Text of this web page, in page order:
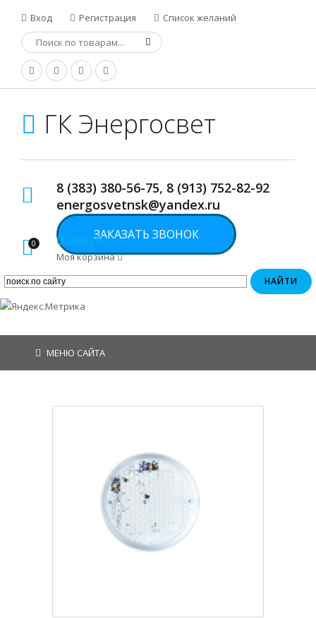
Вход Регистрация Список желаний
ГК Энергосвет
8 (383) 380-56-75, 8 (913) 752-82-92
energosvetnsk@yandex.ru
ЗАКАЗАТЬ ЗВОНОК
0 0.00руб.
Моя корзина
МЕНЮ САЙТА